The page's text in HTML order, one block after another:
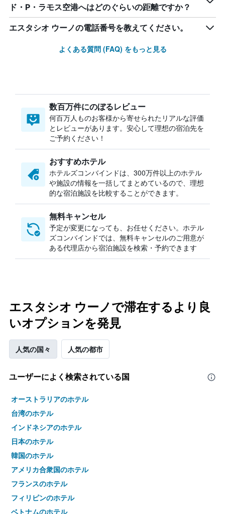
ド・P・ラモス空港へはどのぐらいの距離ですか？
エスタシオ ウーノの電話番号を教えてください。
よくある質問 (FAQ) をもっと見る
数百万件にのぼるレビュー
何百万人ものお客様から寄せられたリアルな評価
とレビューがあります。安心して理想の宿泊先を
ご予約ください！
おすすめホテル
ホテルズコンバインドは、300万件以上のホテル
や施設の情報を一括してまとめているので、理想
的な宿泊施設を比較することができます。
無料キャンセル
予定が変更になっても、お任せください。ホテル
ズコンバインドでは、無料キャンセルのご用意が
ある代理店から宿泊施設を検索・予約できます
エスタシオ ウーノで滞在するより良
いオプションを発見
人気の国々 人気の都市
ユーザーによく検索されている国
オーストラリアのホテル
台湾のホテル
インドネシアのホテル
日本のホテル
韓国のホテル
アメリカ合衆国のホテル
フランスのホテル
フィリピンのホテル
ベトナムのホテル